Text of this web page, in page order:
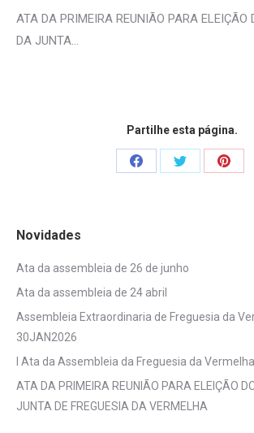
ATA DA PRIMEIRA REUNIÃO PARA ELEIÇÃO
DA JUNTA…
Partilhe esta página.
Share
Share
Share
Novidades
Ata da assembleia de 26 de junho
Ata da assembleia de 24 abril
Assembleia Extraordinaria de Freguesia da
30JAN2026
I Ata da Assembleia da Freguesia da Vermelha
ATA DA PRIMEIRA REUNIÃO PARA ELEIÇÃO
JUNTA DE FREGUESIA DA VERMELHA